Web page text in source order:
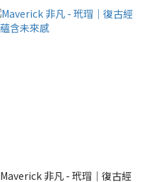
Maverick 非凡 - 玳瑁｜復古經